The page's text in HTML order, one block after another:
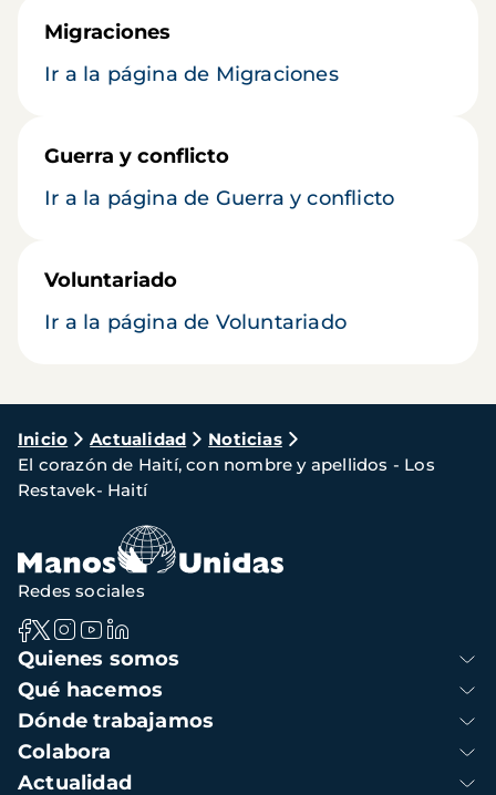
Migraciones
Ir a la página de Migraciones
Guerra y conflicto
Ir a la página de Guerra y conflicto
Voluntariado
Ir a la página de Voluntariado
Ruta
de
navegación
Inicio Actualidad
Noticias
El corazón de Haití, con nombre y apellidos - Los
Restavek- Haití
Navegación
principal
Quienes somos
Qué hacemos
Dónde trabajamos
Colabora
Actualidad
Redes sociales